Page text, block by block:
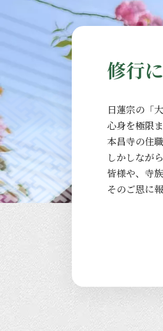
修行
日蓮宗の 「
心身を極限
本昌寺の住
しかしながら
皆様や、 寺族
そのご恩に